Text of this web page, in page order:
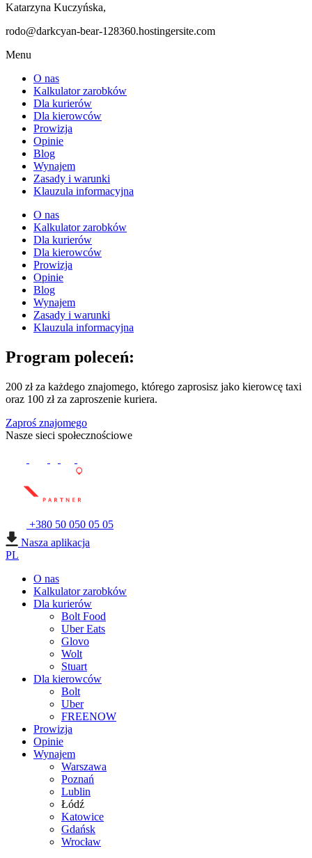
Katarzyna Kuczyńska,
rodo@darkcyan-bear-128360.hostingersite.com
Menu
O nas
Kalkulator zarobków
Dla kurierów
Dla kierowców
Prowizja
Opinie
Blog
Wynajem
Zasady i warunki
Klauzula informacyjna
O nas
Kalkulator zarobków
Dla kurierów
Dla kierowców
Prowizja
Opinie
Blog
Wynajem
Zasady i warunki
Klauzula informacyjna
Program poleceń:
200 zł za każdego znajomego, którego zaprosisz jako kierowcę taxi
oraz 100 zł za zaproszenie kuriera.
Zaproś znajomego
Nasze sieci społecznościowe
+380 50 050 05 05
Nasza aplikacja
PL
O nas
Kalkulator zarobków
Dla kurierów
Bolt Food
Uber Eats
Glovo
Wolt
Stuart
Dla kierowców
Bolt
Uber
FREENOW
Prowizja
Opinie
Wynajem
Warszawa
Poznań
Lublin
Łódź
Katowice
Gdańsk
Wrocław